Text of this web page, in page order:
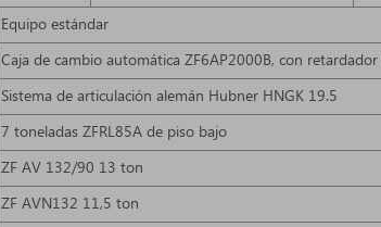
Equipo estándar
Caja de cambio automática ZF6AP2000B, con
Sistema de articulación alemán Hubner HNGK 19.5
7 toneladas ZFRL85A de piso bajo
ZF AV 132/90 13 ton
ZF AVN132 11,5 ton